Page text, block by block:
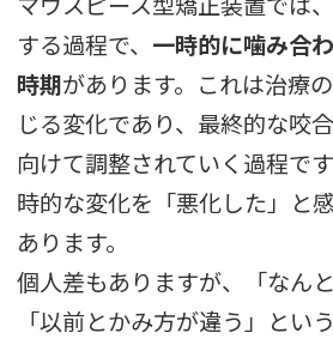
する過程で、 一時的に噛み合
時期があります。これは治療
じる変化であり、最終的な咬
向けて調整されていく過程で
時的な変化を「悪化した」と
あります。
個人差もありますが、「なん
「以前とかみ方が違う」とい